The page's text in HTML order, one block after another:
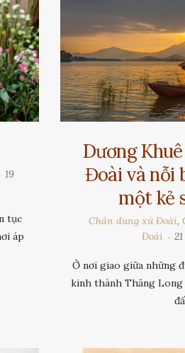
19
tục
áp
Dương
Đoài và nỗi
một kẻ
Chân dung xứ Đoài,
Đoài
Ở nơi giao giữa những
kinh thành Thăng Long